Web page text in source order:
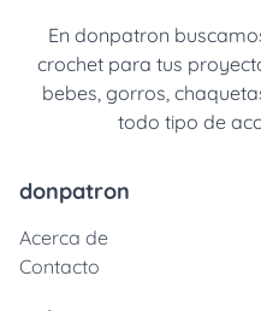
En donpatron
crochet para tus
bebes, gorros,
todo tipo de
donpatron
Acerca de
Contacto